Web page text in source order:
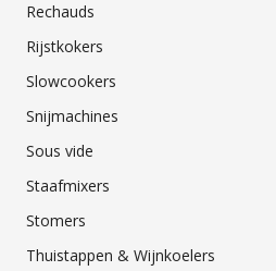
Rechauds
Rijstkokers
Slowcookers
Snijmachines
Sous vide
Staafmixers
Stomers
Thuistappen & Wijnkoelers